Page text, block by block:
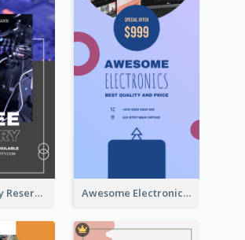
Sunday Party Reservation Instagram Story Awesome Electronics Sale Instagram Story